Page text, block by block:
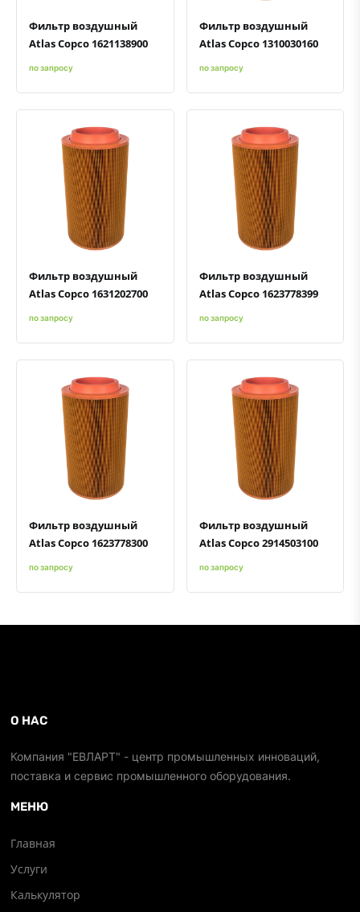
Фильтр воздушный
Atlas Copco 1621138900
по запросу
Фильтр воздушный
Atlas Copco 1310030160
по запросу
Быстрый просмотрДобавить к сравнению
Добавить в избранное
Фильтр воздушный
Atlas Copco 1631202700
по запросу
Быстрый просмотрДобавить к сравнению
Добавить в избранное
Фильтр воздушный
Atlas Copco 1623778399
по запросу
Быстрый просмотрДобавить к сравнению
Добавить в избранное
Фильтр воздушный
Atlas Copco 1623778300
по запросу
Быстрый просмотрДобавить к сравнению
Добавить в избранное
Фильтр воздушный
Atlas Copco 2914503100
по запросу
О НАС
Компания "ЕВЛАРТ" - центр промышленных инноваций,
поставка и сервис промышленного оборудования.
МЕНЮ
Главная
Услуги
Калькулятор